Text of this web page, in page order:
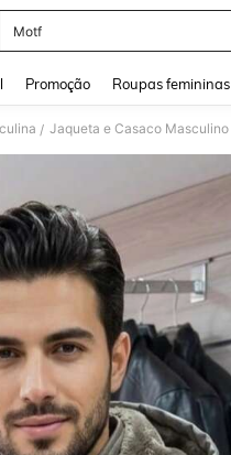
Motf
Promoção Roupas femininas
/ Jaqueta e Casaco Masculino